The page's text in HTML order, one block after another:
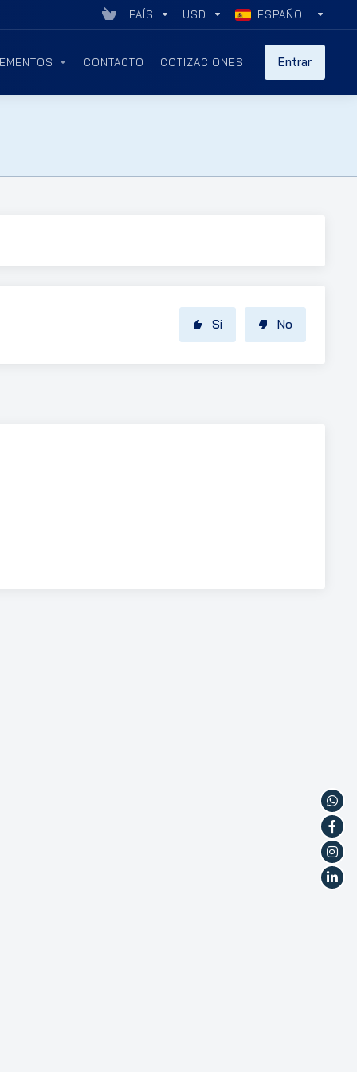
PAÍS USD ESPAÑOL
CONTACTO COTIZACIONES Entrar
Si No